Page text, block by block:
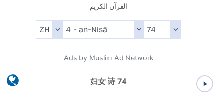
القرآن الكريم
Ads by Muslim Ad Network
妇女 诗 74